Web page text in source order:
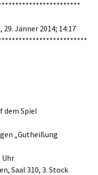
Jänner 2014; 14:17
dem Spiel
„Gutheißung
Uhr
Saal 310, 3. Stock